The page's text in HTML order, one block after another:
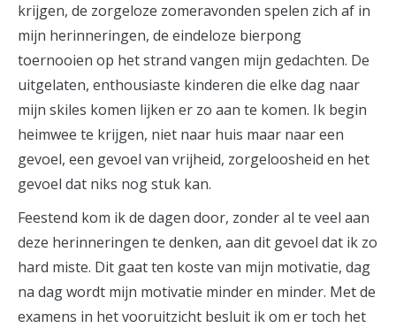
krijgen, de zorgeloze zomeravonden spelen zich af in
mijn herinneringen, de eindeloze bierpong
toernooien op het strand vangen mijn gedachten. De
uitgelaten, enthousiaste kinderen die elke dag naar
mijn skiles komen lijken er zo aan te komen. Ik begin
heimwee te krijgen, niet naar huis maar naar een
gevoel, een gevoel van vrijheid, zorgeloosheid en het
gevoel dat niks nog stuk kan.
Feestend kom ik de dagen door, zonder al te veel aan
deze herinneringen te denken, aan dit gevoel dat ik zo
hard miste. Dit gaat ten koste van mijn motivatie, dag
na dag wordt mijn motivatie minder en minder. Met de
examens in het vooruitzicht besluit ik om er toch het